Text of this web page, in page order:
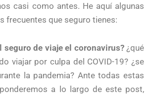
casi como antes. He aquí algunas
frecuentes que seguro tienes:
seguro de viaje el coronavirus?¿qué
viajar por culpa del COVID-19? ¿se
la pandemia? Ante todas estas
a lo largo de este post,